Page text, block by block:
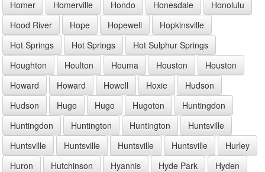
Homer
Homerville Hondo Honesdale
Honolulu
Hood River
Hope Hopewell
Hopkinsville
Hot Springs
Hot Springs
Hot Sulphur Springs
Houghton
Houlton Houma Houston
Houston
Howard
Howard Howell Hoxie
Hudson
Hudson
Hugo Hugo Hugoton
Huntingdon
Huntingdon
Huntington Huntington
Huntsville
Huntsville
Huntsville Huntsville Huntsville
Hurley
Huron
Hutchinson Hyannis Hyde Park
Hyden